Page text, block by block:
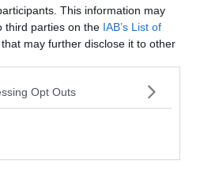
This information may
third parties on the IAB’s List of
that may further disclose it to other
Opt Outs
temps avec le site
Lucentum